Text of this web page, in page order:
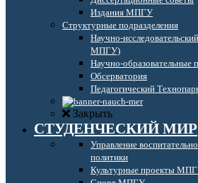
Издания МПГУ
Структурные подразделения
Научно-
МПГУ)
Научно-образовательные
Обсерватория
Педагогический
Закрыть
СТУДЕНЧЕСКИЙ МИР
Управление
политики
Культурные проекты